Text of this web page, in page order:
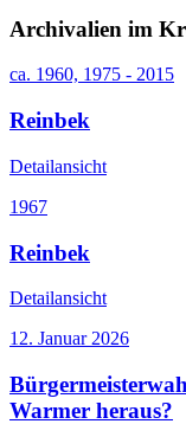
Archivalien im
ca. 1960, 1975 - 2015
Reinbek
Detailansicht
1967
Reinbek
Detailansicht
12. Januar 2026
Warmer heraus?